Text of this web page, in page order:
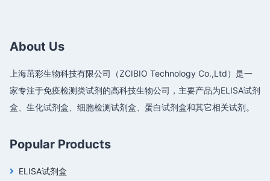
About Us
上海茁彩生物科技有限公司（ZCIBIO Technology Co.,Ltd）是一
家专注于免疫检测类试剂的高科技生物公司，主要产品为ELISA试剂
盒、生化试剂盒、细胞检测试剂盒、蛋白试剂盒和其它相关试剂。
Popular Products
ELISA试剂盒